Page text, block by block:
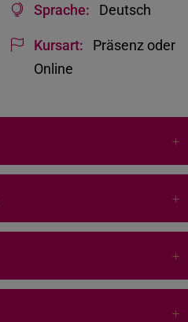
Sprache: Deutsch
Kursart:
Präsenz oder
Online